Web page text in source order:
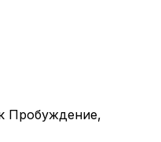
Пробуждение,